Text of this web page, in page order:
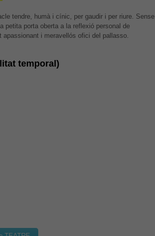
tendre, humà i cínic, per gaudir i per riure. Sense
petita porta oberta a la reflexió personal de
apassionant i meravellós ofici del pallasso.
temporal)
Revisar els teus ajustos
necessitem
aquestes
cookies.